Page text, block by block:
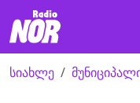
სიახლე